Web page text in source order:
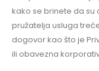
kako se brinete da su
pružatelja usluga
dogovor kao što je
ili obavezna